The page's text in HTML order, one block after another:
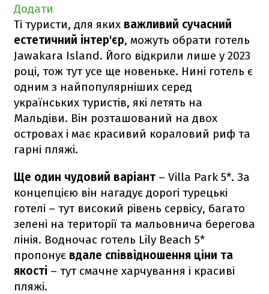
Додати
Ті туристи, для яких важливий сучасний
естетичний інтер'єр, можуть обрати готель
Jawakara Island. Його відкрили лише у 2023
році, тож тут усе ще новеньке. Нині готель є
одним з найпопулярніших серед
українських туристів, які летять на
Мальдіви. Він розташований на двох
островах і має красивий кораловий риф та
гарні пляжі.
Ще один чудовий варіант – Villa Park 5*. За
концепцією він нагадує дорогі турецькі
готелі – тут високий рівень сервісу, багато
зелені на території та мальовнича берегова
лінія. Водночас готель Lily Beach 5*
пропонує вдале співвідношення ціни та
якості – тут смачне харчування і красиві
пляжі.